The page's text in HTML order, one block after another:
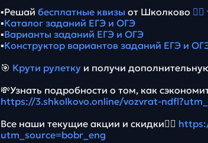
▪️Решай бесплатные квизы от Школково
▪️Каталог заданий ЕГЭ и ОГЭ
▪️Варианты заданий ЕГЭ и ОГЭ
▪️Конструктор вариантов заданий ЕГЭ и
🎯 Крути рулетку и получи
💸Узнать подробности о том, как
https://3.shkolkovo.online/vozvrat-
Все наши текущие акции и скидки👉🏻
utm_source=bobr_eng